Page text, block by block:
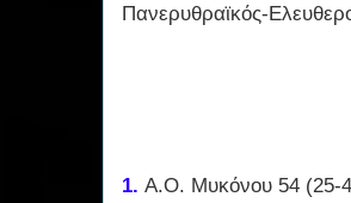
Πανερυθραϊκός-
1. Α.Ο. Μυκόνου 54 (25-